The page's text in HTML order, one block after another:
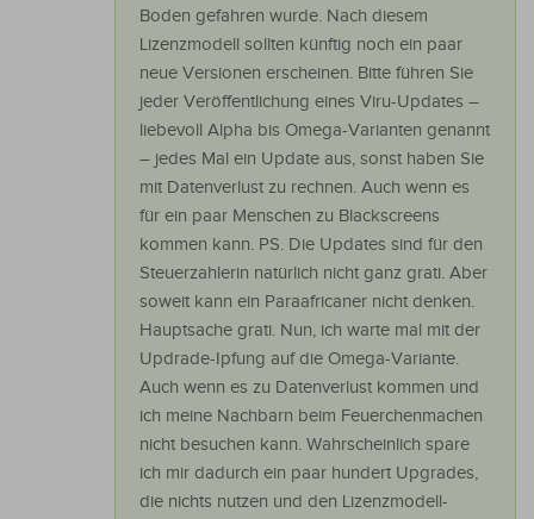
Boden gefahren wurde. Nach diesem
Lizenzmodell sollten künftig noch ein paar
neue Versionen erscheinen. Bitte führen Sie
jeder Veröffentlichung eines Viru-Updates –
liebevoll Alpha bis Omega-Varianten genannt
– jedes Mal ein Update aus, sonst haben Sie
mit Datenverlust zu rechnen. Auch wenn es
für ein paar Menschen zu Blackscreens
kommen kann. PS. Die Updates sind für den
Steuerzahlerin natürlich nicht ganz grati. Aber
soweit kann ein Paraafricaner nicht denken.
Hauptsache grati. Nun, ich warte mal mit der
Updrade-Ipfung auf die Omega-Variante.
Auch wenn es zu Datenverlust kommen und
ich meine Nachbarn beim Feuerchenmachen
nicht besuchen kann. Wahrscheinlich spare
ich mir dadurch ein paar hundert Upgrades,
die nichts nutzen und den Lizenzmodell-